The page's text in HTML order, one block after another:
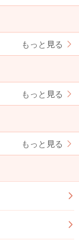
もっと見る
もっと見る
もっと見る